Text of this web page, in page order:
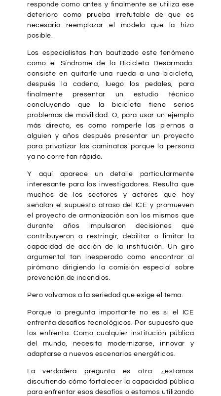
responde como antes y finalmente se utiliza ese
deterioro como prueba irrefutable de que es
necesario reemplazar el modelo que la hizo
posible.
Los especialistas han bautizado este fenómeno
como el Síndrome de la Bicicleta Desarmada:
consiste en quitarle una rueda a una bicicleta,
después la cadena, luego los pedales, para
finalmente presentar un estudio técnico
concluyendo que la bicicleta tiene serios
problemas de movilidad. O, para usar un ejemplo
más directo, es como romperle las piernas a
alguien y años después presentar un proyecto
para privatizar las caminatas porque la persona
ya no corre tan rápido.
Y aquí aparece un detalle particularmente
interesante para los investigadores. Resulta que
muchos de los sectores y actores que hoy
señalan el supuesto atraso del ICE y promueven
el proyecto de armonización son los mismos que
durante años impulsaron decisiones que
contribuyeron a restringir, debilitar o limitar la
capacidad de acción de la institución. Un giro
argumental tan inesperado como encontrar al
pirómano dirigiendo la comisión especial sobre
prevención de incendios.
Pero volvamos a la seriedad que exige el tema.
Porque la pregunta importante no es si el ICE
enfrenta desafíos tecnológicos. Por supuesto que
los enfrenta. Como cualquier institución pública
del mundo, necesita modernizarse, innovar y
adaptarse a nuevos escenarios energéticos.
La verdadera pregunta es otra: ¿estamos
discutiendo cómo fortalecer la capacidad pública
para enfrentar esos desafíos o estamos utilizando